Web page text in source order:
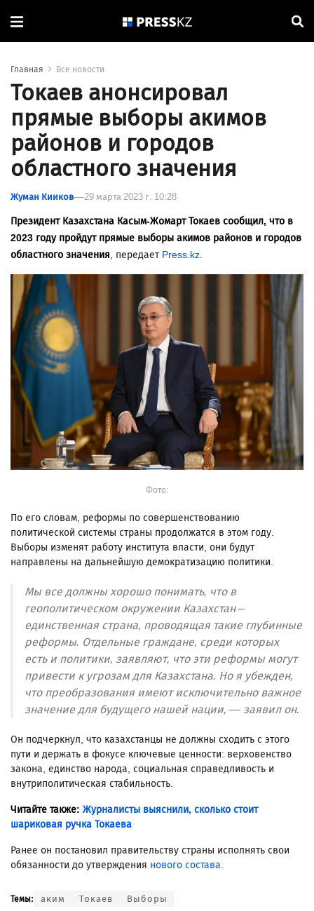
Главная Все новости
Токаев анонсировал
прямые выборы акимов
районов и городов
областного значения
Жуман Кииков 29 марта 2023 г. 10:28
Президент Казахстана Касым-Жомарт Токаев сообщил, что в
2023 году пройдут прямые выборы акимов районов и городов
областного значения, передает Press.kz.
Фото:
По его словам, реформы по совершенствованию
политической системы страны продолжатся в этом году.
Выборы изменят работу института власти, они будут
направлены на дальнейшую демократизацию политики.
Мы все должны хорошо понимать, что в
геополитическом окружении Казахстан –
единственная страна, проводящая такие глубинные
реформы. Отдельные граждане, среди которых
есть и политики, заявляют, что эти реформы могут
привести к угрозам для Казахстана. Но я убежден,
что преобразования имеют исключительно важное
значение для будущего нашей нации, — заявил он.
Он подчеркнул, что казахстанцы не должны сходить с этого
пути и держать в фокусе ключевые ценности: верховенство
закона, единство народа, социальная справедливость и
внутриполитическая стабильность.
Читайте также: Журналисты выяснили, сколько стоит
шариковая ручка Токаева
Ранее он постановил правительству страны исполнять свои
обязанности до утверждения нового состава.
Темы: аким Токаев Выборы